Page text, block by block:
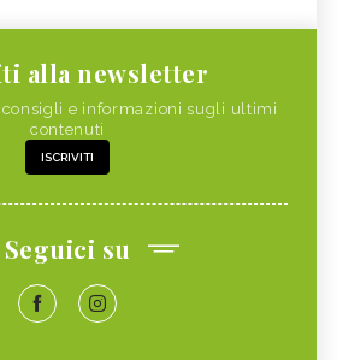
alla newsletter
consigli e informazioni sugli ultimi
contenuti
ISCRIVITI
Seguici su